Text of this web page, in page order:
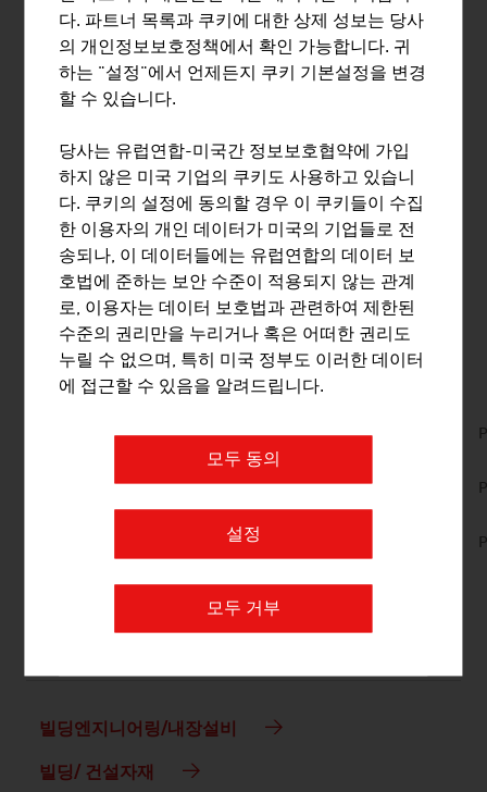
"메가 시티"에서 살 것입니다.
최근 몇 년 동안 디지털화가 빠르게 진행되면서 회사와 직
업 세계가 대폭 변화했습니다. 당연히 특수 소프트웨어들
이 실제로 거의 모든 전문 분야에서 사용되기에 이르렀습
수적인 구성요소로서 계속해서 세계적으로 자리를 잡아
가고 있습니다. 미래에서 BIM은 건축 부문의 가치 사슬에
커다란 영향을 미치며 건축 프로세스의 플로우에 있어 체
계적인 변화를 일으킬 것입니다.
listen
downloads
다운로드
No. 157, Fresh View, Smart Cities, en | de
No. 153, Fresh View, Sustainable Building, en |
빌딩엔지니어링/내장설비
빌딩/ 건설자재
다. 파트너 목록과 쿠키에 대한 상제 성보는 당사
의 개인정보보호정책에서 확인 가능합니다. 귀
하는 "설정"에서 언제든지 쿠키 기본설정을 변경
할 수 있습니다.
당사는 유럽연합-미국간 정보보호협약에 가입
하지 않은 미국 기업의 쿠키도 사용하고 있습니
다. 쿠키의 설정에 동의할 경우 이 쿠키들이 수집
한 이용자의 개인 데이터가 미국의 기업들로 전
송되나, 이 데이터들에는 유럽연합의 데이터 보
호법에 준하는 보안 수준이 적용되지 않는 관계
로, 이용자는 데이터 보호법과 관련하여 제한된
수준의 권리만을 누리거나 혹은 어떠한 권리도
누릴 수 없으며, 특히 미국 정부도 이러한 데이터
에 접근할 수 있음을 알려드립니다.
모두 동의
설정
모두 거부